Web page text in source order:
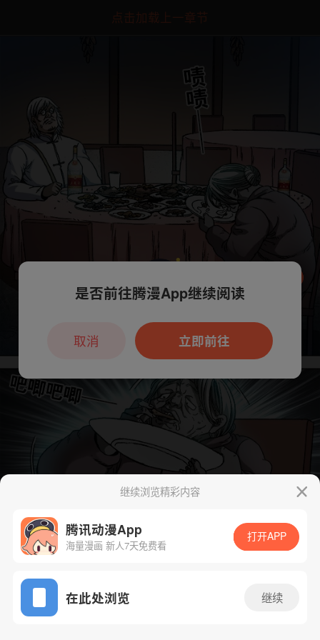
点击加载上一章节
App免费看
下一话
继续浏览精彩内容
腾讯动漫App
海量漫画 新人7天免费看
打开APP
在此处浏览 继续
本章节仅支持App阅读，可打开App新用
户7天免费看
是否前往腾漫App继续阅读
立即前往
取消